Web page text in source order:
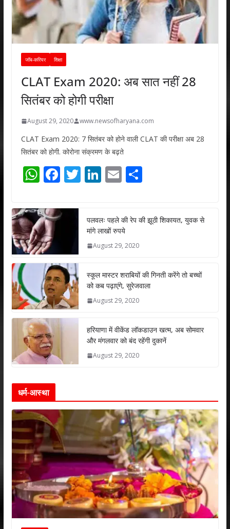
जॉब-करियर शिक्षा
CLAT Exam 2020: अब सात नहीं 28
सितंबर को होगी परीक्षा
August 29, 2020 www.newsofharyana.com
CLAT Exam 2020: 7 सितंबर को होने वाली CLAT की परीक्षा अब 28
सितंबर को होगी. कोरोना संक्रमण के बढ़ते
W
at
s
A
p
p
F
e
b
o
k
T
er
Li
e
dI
n
E
l
S
e
पलवलः पहले की रेप की झूठी शिकायत, युवक से
मांगे लाखों रुपये
August 29, 2020
स्कूल मास्टर शराबियों की गिनती करेंगे तो बच्चों
को कब पढ़ाएंगे, सुरेजवाला
August 29, 2020
हरियाणा में वीकेंड लॉकडाउन खत्म, अब सोमवार
और मंगलवार को बंद रहेंगी दुकानें
August 29, 2020
धर्म-आस्था